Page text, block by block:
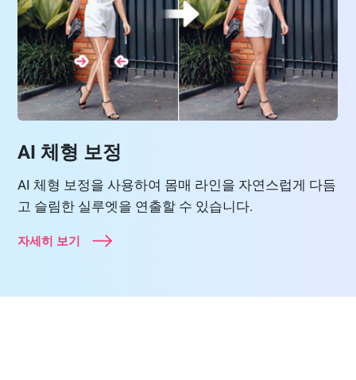
AI 체형 보정
AI 체형 보정을 사용하여 몸매 라인을 자연스럽게 다듬
고 슬림한 실루엣을 연출할 수 있습니다.
자세히 보기